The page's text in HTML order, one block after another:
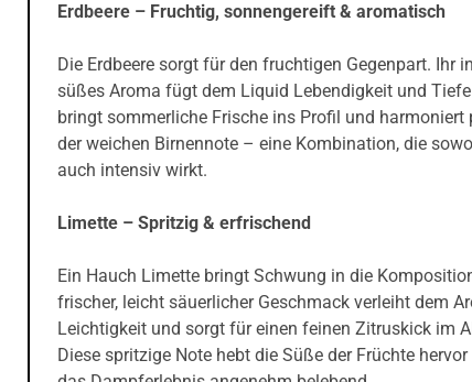
Erdbeere – Fruchtig, sonnengereift & aromatisch
Die Erdbeere sorgt für den fruchtigen Gegenpart. Ihr
süßes Aroma fügt dem Liquid Lebendigkeit und
bringt sommerliche Frische ins Profil und harmoniert
der weichen Birnennote – eine Kombination, die
auch intensiv wirkt.
Limette – Spritzig & erfrischend
Ein Hauch Limette bringt Schwung in die
frischer, leicht säuerlicher Geschmack verleiht dem
Leichtigkeit und sorgt für einen feinen Zitruskick im
Diese spritzige Note hebt die Süße der Früchte